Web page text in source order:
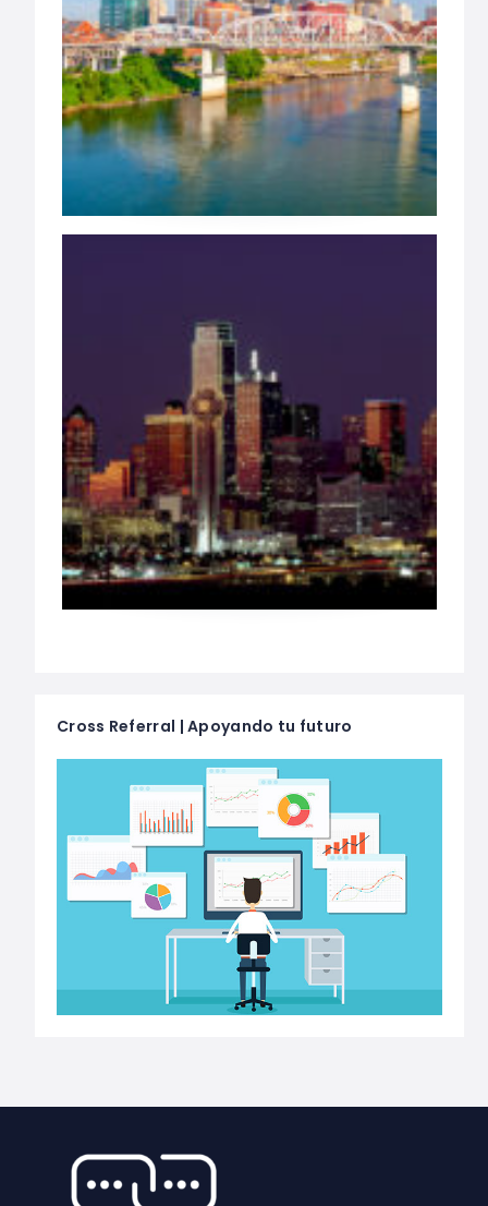
Cross Referral | Apoyando tu futuro